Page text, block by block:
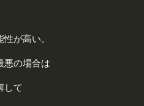
が高い。
悪の場合は
して